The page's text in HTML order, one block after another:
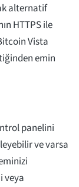
alternatif
HTTPS ile
Vista
emin
panelini
ve varsa
veya